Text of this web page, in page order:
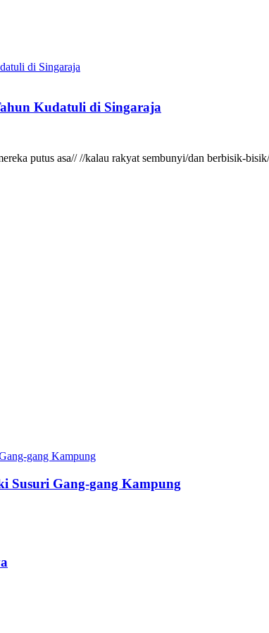
Kudatuli di Singaraja
putus asa// //kalau rakyat sembunyi/dan berbisik-
Susuri Gang-gang Kampung